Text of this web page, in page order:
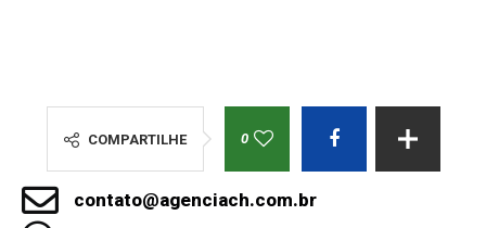
COMPARTILHE 0
contato@agenciach.com.br